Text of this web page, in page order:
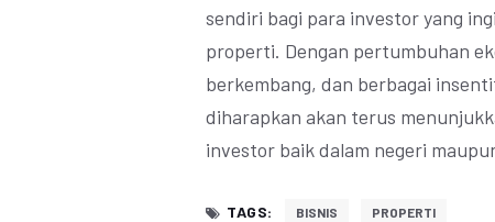
sendiri bagi para investor yang
properti. Dengan pertumbuhan
berkembang, dan berbagai
diharapkan akan terus
investor baik dalam negeri
TAGS: BISNIS PROPERTI